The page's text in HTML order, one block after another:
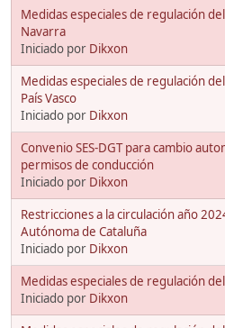
Medidas especiales de regulación
Navarra
Iniciado por Dikxon
Medidas especiales de regulación
País Vasco
Iniciado por Dikxon
Convenio SES-DGT para cambio
permisos de conducción
Iniciado por Dikxon
Restricciones a la circulación año
Autónoma de Cataluña
Iniciado por Dikxon
Medidas especiales de regulación
Iniciado por Dikxon